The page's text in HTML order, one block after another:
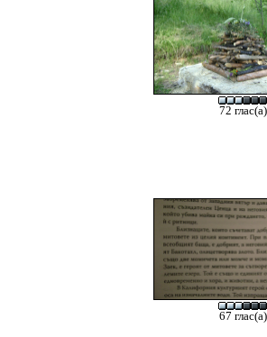
72 глас(а)
67 глас(а)